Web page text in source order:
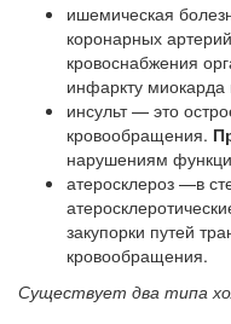
ишемическая
коронарных
кровоснабжения
инфаркту миокарда
инсульт — это
кровообращения.
нарушениям
атеросклероз —в
закупорки путей
кровообращения.
Существует два типа